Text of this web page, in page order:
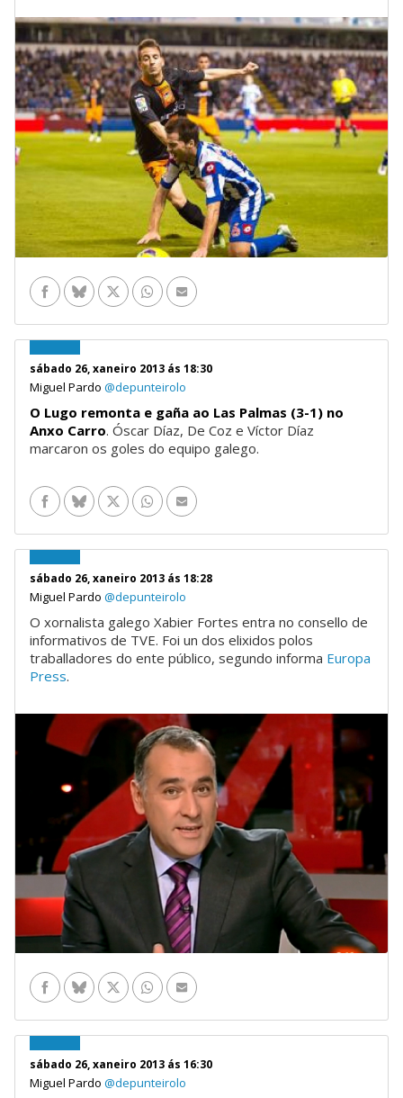
Facebook
BlueskyTwitterWhatsAppEnviar por e-mail
sábado 26, xaneiro 2013 ás 18:30
Miguel Pardo @depunteirolo
O Lugo remonta e gaña ao Las Palmas (3-1) no
Anxo Carro. Óscar Díaz, De Coz e Víctor Díaz
marcaron os goles do equipo galego.
Facebook
BlueskyTwitterWhatsAppEnviar por e-mail
sábado 26, xaneiro 2013 ás 18:28
Miguel Pardo @depunteirolo
O xornalista galego Xabier Fortes entra no consello de
informativos de TVE. Foi un dos elixidos polos
traballadores do ente público, segundo informa Europa
Press.
Facebook
BlueskyTwitterWhatsAppEnviar por e-mail
sábado 26, xaneiro 2013 ás 16:30
Miguel Pardo @depunteirolo